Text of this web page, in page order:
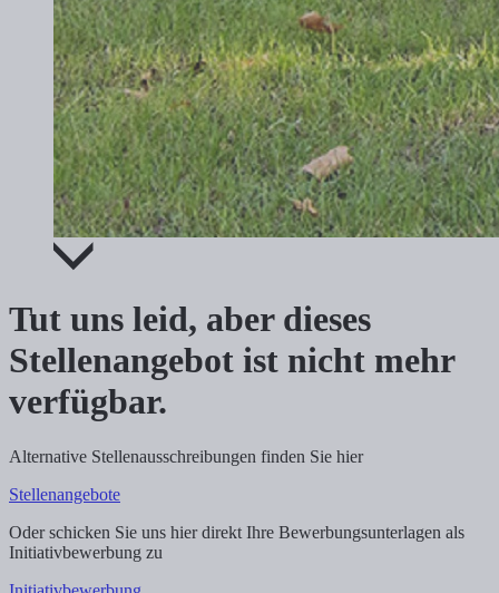
Tut uns leid, aber dieses
Stellenangebot ist nicht mehr
verfügbar.
Alternative Stellenausschreibungen finden Sie hier
Stellenangebote
Oder schicken Sie uns hier direkt Ihre Bewerbungsunterlagen als
Initiativbewerbung zu